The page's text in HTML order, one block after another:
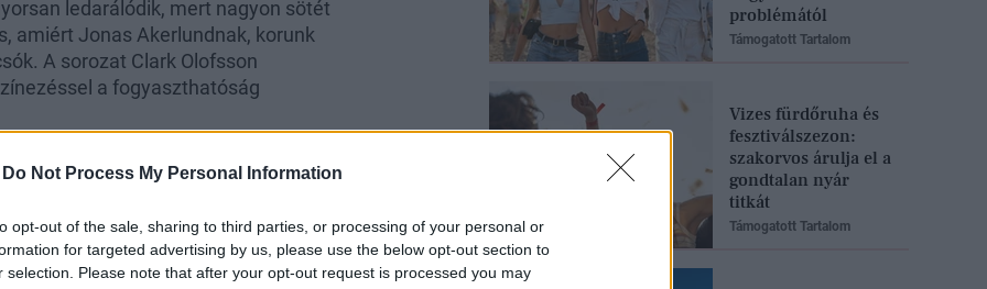
Do Not Process My Personal Information
opt-out of the sale, sharing to third parties, or processing of your personal or
for targeted advertising by us, please use the below opt-out section to
selection. Please note that after your opt-out request is processed you may
ledarálódik, mert nagyon sötét
amiért Jonas Akerlundnak, korunk
A sorozat Clark Olofsson
a fogyaszthatóság
születése
problémától
Támogatott Tartalom
Vizes fürdőruha és
fesztiválszezon:
szakorvos árulja el a
gondtalan nyár
titkát
Támogatott Tartalom